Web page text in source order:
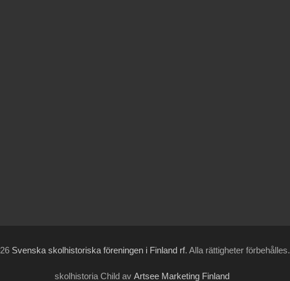
Svenska skolhistoriska föreningen i Finland rf. Alla rättigheter förbehålles.
skolhistoria Child av Artsee Marketing Finland